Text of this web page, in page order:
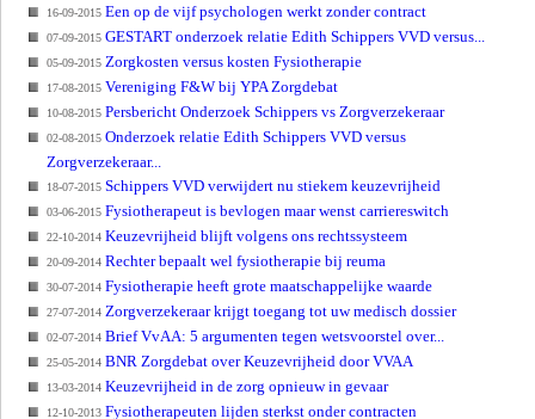
16-09-2015 Een op de vijf psychologen werkt zonder contract
07-09-2015 GESTART onderzoek relatie Edith Schippers VVD versus...
05-09-2015 Zorgkosten versus kosten Fysiotherapie
17-08-2015 Vereniging F&W bij YPA Zorgdebat
10-08-2015 Persbericht Onderzoek Schippers vs Zorgverzekeraar
02-08-2015 Onderzoek relatie Edith Schippers VVD versus
Zorgverzekeraar...
18-07-2015 Schippers VVD verwijdert nu stiekem keuzevrijheid
03-06-2015 Fysiotherapeut is bevlogen maar wenst carriereswitch
22-10-2014 Keuzevrijheid blijft volgens ons rechtssysteem
20-09-2014 Rechter bepaalt wel fysiotherapie bij reuma
30-07-2014 Fysiotherapie heeft grote maatschappelijke waarde
27-07-2014 Zorgverzekeraar krijgt toegang tot uw medisch dossier
02-07-2014 Brief VvAA: 5 argumenten tegen wetsvoorstel over...
25-05-2014 BNR Zorgdebat over Keuzevrijheid door VVAA
13-03-2014 Keuzevrijheid in de zorg opnieuw in gevaar
12-10-2013 Fysiotherapeuten lijden sterkst onder contracten